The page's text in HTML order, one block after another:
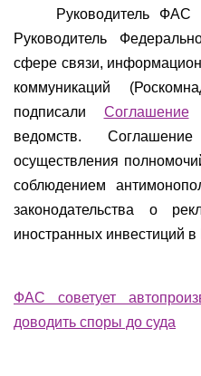
Руководитель
Руководитель
сфере связи,
коммуникаций
подписали Соглашение
ведомств.
осуществления
соблюдением
законодательства о
иностранных инвестиций
ФАС советует
доводить споры до суда